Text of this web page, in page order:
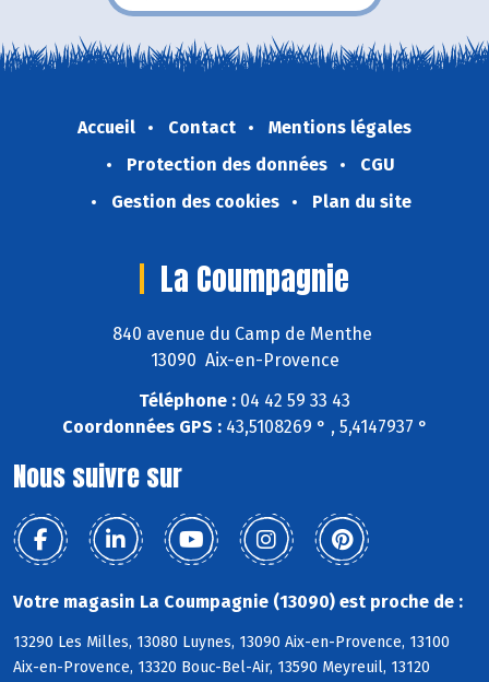
Accueil Contact
Mentions légales
Protection des données
CGU
Gestion des cookies
Plan du site
La Coumpagnie
840 avenue du Camp de Menthe
13090 Aix-en-Provence
Téléphone : 04 42 59 33 43
Coordonnées GPS :43,5108269 ° , 5,4147937 °
Nous suivre sur
Votre magasin La Coumpagnie (13090) est proche de :
13290 Les Milles, 13080 Luynes, 13090 Aix-en-Provence, 13100
Aix-en-Provence, 13320 Bouc-Bel-Air, 13590 Meyreuil, 13120